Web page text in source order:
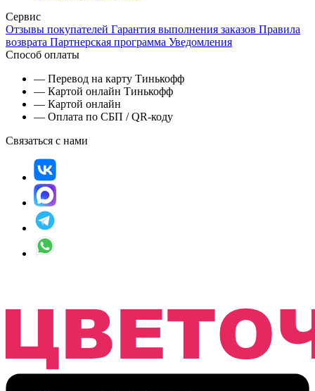
Сервис
Отзывы покупателей Гарантия выполнения заказов Правила
возврата Партнерская программа Уведомления
Способ оплаты
— Перевод на карту Тинькофф
— Картой онлайн Тинькофф
— Картой онлайн
— Оплата по СБП / QR-коду
Связаться с нами